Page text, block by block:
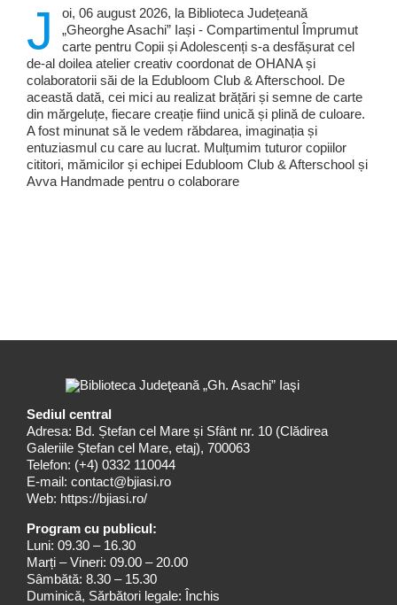
J
oi, 06 august 2026, la Biblioteca Județeană
„Gheorghe Asachi” Iași - Compartimentul Împrumut
carte pentru Copii și Adolescenți s-a desfășurat cel
de-al doilea atelier creativ coordonat de OHANA și
colaboratorii săi de la Edubloom Club & Afterschool. De
această dată, cei mici au realizat brățări și semne de carte
din mărgeluțe, fiecare creație fiind unică și plină de culoare.
A fost minunat să le vedem răbdarea, imaginația și
entuziasmul cu care au lucrat. Mulțumim tuturor copiilor
cititori, mămicilor și echipei Edubloom Club & Afterschool și
Avva Handmade pentru o colaborare
Sediul central
Adresa: Bd. Ștefan cel Mare și Sfânt nr. 10 (Clădirea
Galeriile Ștefan cel Mare, etaj), 700063
Telefon: (+4) 0332 110044
E-mail: contact@bjiasi.ro
Web: https://bjiasi.ro/
Program cu publicul:
Luni: 09.30 – 16.30
Marți – Vineri: 09.00 – 20.00
Sâmbătă: 8.30 – 15.30
Duminică, Sărbători legale: Închis